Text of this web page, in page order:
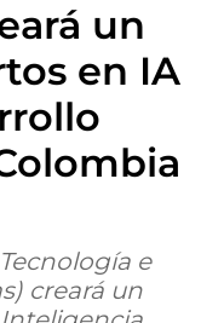
un
en IA
e
creará un